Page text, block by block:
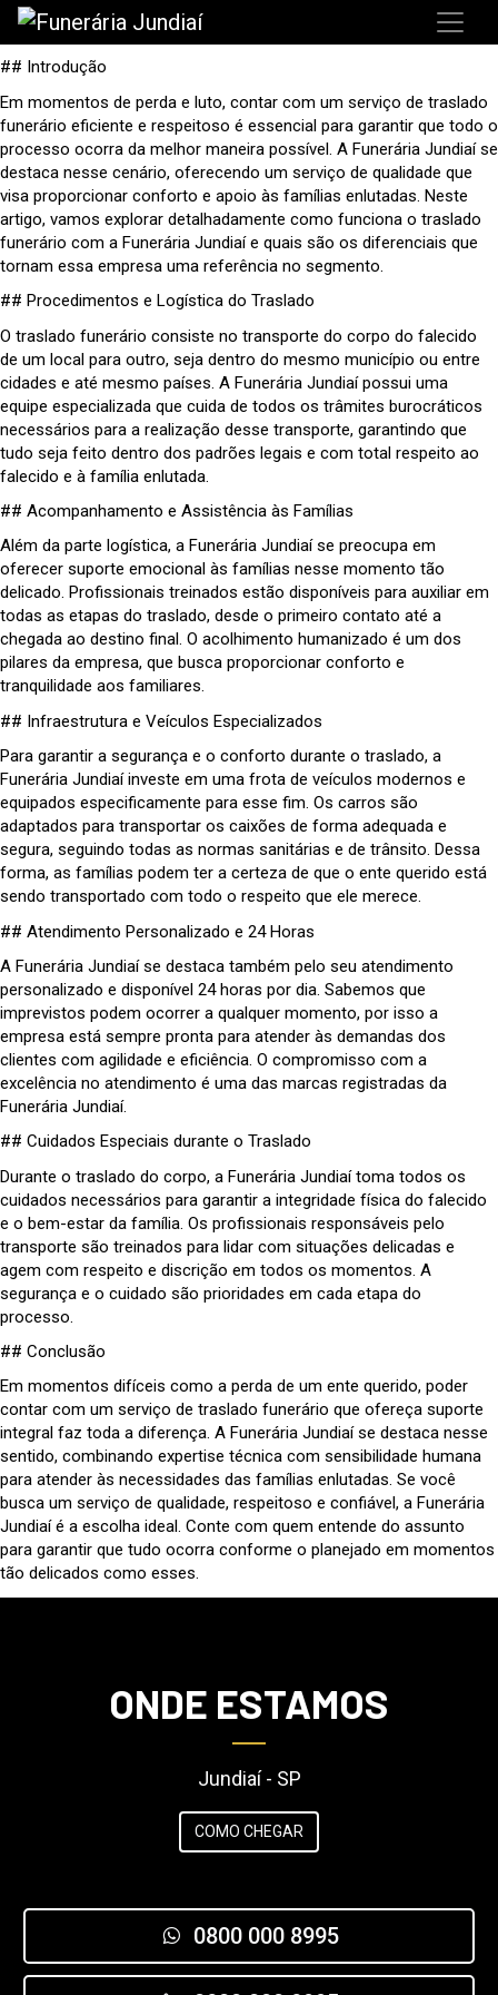
## Introdução
Em momentos de perda e luto, contar com um serviço de traslado
funerário eficiente e respeitoso é essencial para garantir que todo o
processo ocorra da melhor maneira possível. A Funerária Jundiaí se
destaca nesse cenário, oferecendo um serviço de qualidade que
visa proporcionar conforto e apoio às famílias enlutadas. Neste
artigo, vamos explorar detalhadamente como funciona o traslado
funerário com a Funerária Jundiaí e quais são os diferenciais que
tornam essa empresa uma referência no segmento.
## Procedimentos e Logística do Traslado
O traslado funerário consiste no transporte do corpo do falecido
de um local para outro, seja dentro do mesmo município ou entre
cidades e até mesmo países. A Funerária Jundiaí possui uma
equipe especializada que cuida de todos os trâmites burocráticos
necessários para a realização desse transporte, garantindo que
tudo seja feito dentro dos padrões legais e com total respeito ao
falecido e à família enlutada.
## Acompanhamento e Assistência às Famílias
Além da parte logística, a Funerária Jundiaí se preocupa em
oferecer suporte emocional às famílias nesse momento tão
delicado. Profissionais treinados estão disponíveis para auxiliar em
todas as etapas do traslado, desde o primeiro contato até a
chegada ao destino final. O acolhimento humanizado é um dos
pilares da empresa, que busca proporcionar conforto e
tranquilidade aos familiares.
## Infraestrutura e Veículos Especializados
Para garantir a segurança e o conforto durante o traslado, a
Funerária Jundiaí investe em uma frota de veículos modernos e
equipados especificamente para esse fim. Os carros são
adaptados para transportar os caixões de forma adequada e
segura, seguindo todas as normas sanitárias e de trânsito. Dessa
forma, as famílias podem ter a certeza de que o ente querido está
sendo transportado com todo o respeito que ele merece.
## Atendimento Personalizado e 24 Horas
A Funerária Jundiaí se destaca também pelo seu atendimento
personalizado e disponível 24 horas por dia. Sabemos que
imprevistos podem ocorrer a qualquer momento, por isso a
empresa está sempre pronta para atender às demandas dos
clientes com agilidade e eficiência. O compromisso com a
excelência no atendimento é uma das marcas registradas da
Funerária Jundiaí.
## Cuidados Especiais durante o Traslado
Durante o traslado do corpo, a Funerária Jundiaí toma todos os
cuidados necessários para garantir a integridade física do falecido
e o bem-estar da família. Os profissionais responsáveis pelo
transporte são treinados para lidar com situações delicadas e
agem com respeito e discrição em todos os momentos. A
segurança e o cuidado são prioridades em cada etapa do
processo.
## Conclusão
Em momentos difíceis como a perda de um ente querido, poder
contar com um serviço de traslado funerário que ofereça suporte
integral faz toda a diferença. A Funerária Jundiaí se destaca nesse
sentido, combinando expertise técnica com sensibilidade humana
para atender às necessidades das famílias enlutadas. Se você
busca um serviço de qualidade, respeitoso e confiável, a Funerária
Jundiaí é a escolha ideal. Conte com quem entende do assunto
para garantir que tudo ocorra conforme o planejado em momentos
tão delicados como esses.
ONDE ESTAMOS
Jundiaí - SP
COMO CHEGAR
0800 000 8995